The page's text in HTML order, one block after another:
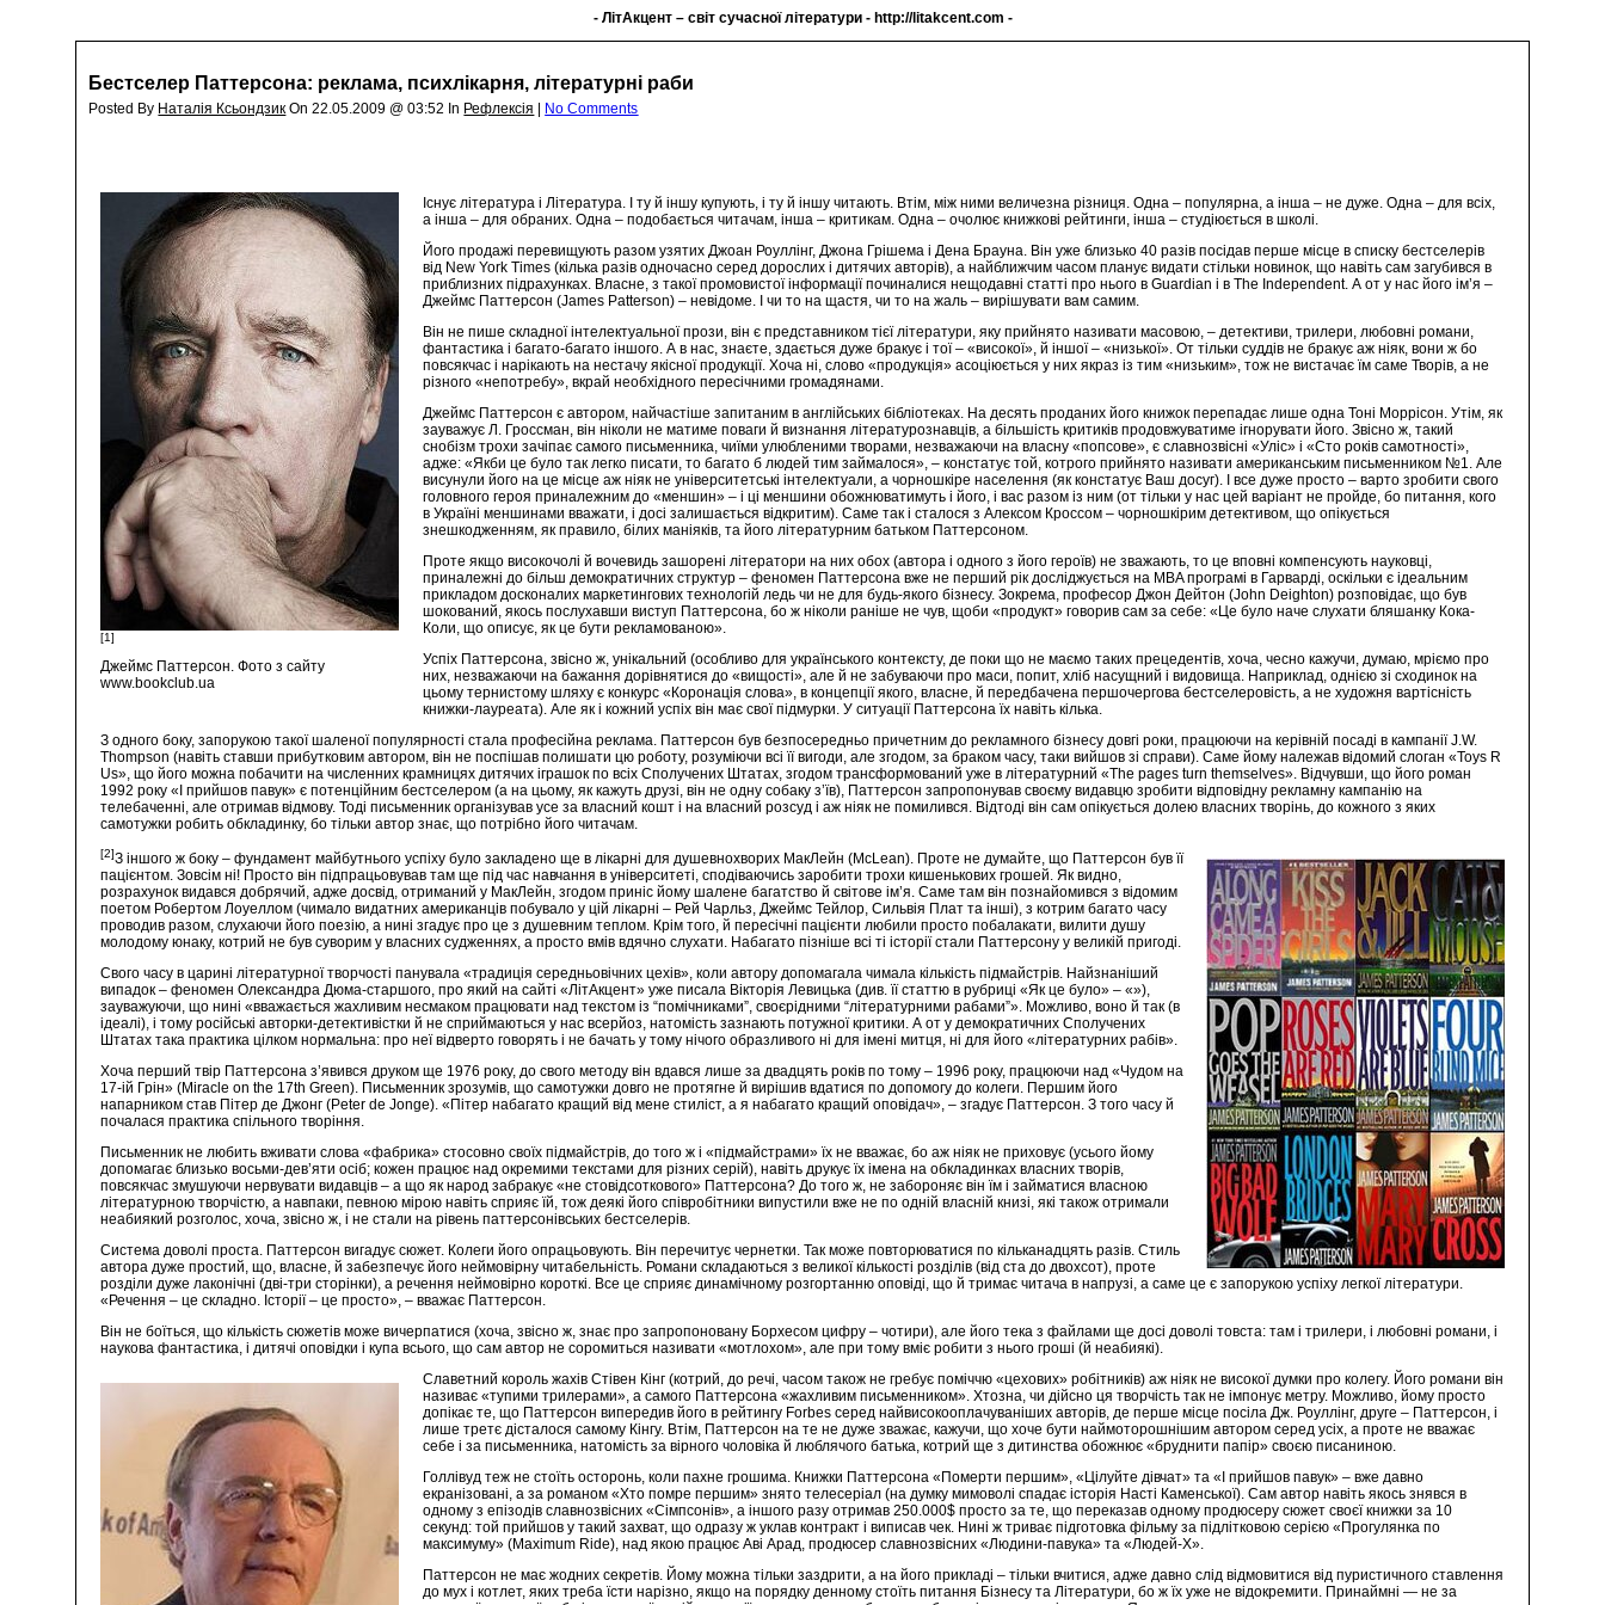
- ЛітАкцент – світ сучасної літератури - http://litakcent.com -
Бестселер Паттерсона: реклама, психлікарня, літературні раби
Posted By Наталія Ксьондзик On 22.05.2009 @ 03:52 In Рефлексія No Comments
[1]
Джеймс Паттерсон. Фото з сайту
www.bookclub.ua
Існує література і Література. І ту й іншу купують, і ту й іншу читають. Втім, між ними величезна різниця. Одна – популярна, а інша – не дуже. Одна – для всіх,
а інша – для обраних. Одна – подобається читачам, інша – критикам. Одна – очолює книжкові рейтинги, інша – студіюється в школі.
Його продажі перевищують разом узятих Джоан Роуллінг, Джона Грішема і Дена Брауна. Він уже близько 40 разів посідав перше місце в списку бестселерів
від New York Times (кілька разів одночасно серед дорослих і дитячих авторів), а найближчим часом планує видати стільки новинок, що навіть сам загубився в
приблизних підрахунках. Власне, з такої промовистої інформації починалися нещодавні статті про нього в Guardian і в The Independent. А от у нас його ім’я –
Джеймс Паттерсон (James Patterson) – невідоме. І чи то на щастя, чи то на жаль – вирішувати вам самим.
Він не пише складної інтелектуальної прози, він є представником тієї літератури, яку прийнято називати масовою, – детективи, трилери, любовні романи,
фантастика і багато-багато іншого. А в нас, знаєте, здається дуже бракує і тої – «високої», й іншої – «низької». От тільки суддів не бракує аж ніяк, вони ж бо
повсякчас і нарікають на нестачу якісної продукції. Хоча ні, слово «продукція» асоціюється у них якраз із тим «низьким», тож не вистачає їм саме Творів, а не
різного «непотребу», вкрай необхідного пересічними громадянами.
Джеймс Паттерсон є автором, найчастіше запитаним в англійських бібліотеках. На десять проданих його книжок перепадає лише одна Тоні Моррісон. Утім, як
зауважує Л. Гроссман, він ніколи не матиме поваги й визнання літературознавців, а більшість критиків продовжуватиме ігнорувати його. Звісно ж, такий
снобізм трохи зачіпає самого письменника, чиїми улюбленими творами, незважаючи на власну «попсове», є славнозвісні «Уліс» і «Сто років самотності»,
адже: «Якби це було так легко писати, то багато б людей тим займалося», – констатує той, котрого прийнято називати американським письменником №1. Але
висунули його на це місце аж ніяк не університетські інтелектуали, а чорношкіре населення (як констатує Ваш досуг). І все дуже просто – варто зробити свого
головного героя приналежним до «меншин» – і ці меншини обожнюватимуть і його, і вас разом із ним (от тільки у нас цей варіант не пройде, бо питання, кого
в Україні меншинами вважати, і досі залишається відкритим). Саме так і сталося з Алексом Кроссом – чорношкірим детективом, що опікується
знешкодженням, як правило, білих маніяків, та його літературним батьком Паттерсоном.
Проте якщо високочолі й вочевидь зашорені літератори на них обох (автора і одного з його героїв) не зважають, то це вповні компенсують науковці,
приналежні до більш демократичних структур – феномен Паттерсона вже не перший рік досліджується на MBA програмі в Гарварді, оскільки є ідеальним
прикладом досконалих маркетингових технологій ледь чи не для будь-якого бізнесу. Зокрема, професор Джон Дейтон (John Deighton) розповідає, що був
шокований, якось послухавши виступ Паттерсона, бо ж ніколи раніше не чув, щоби «продукт» говорив сам за себе: «Це було наче слухати бляшанку Кока-
Коли, що описує, як це бути рекламованою».
Успіх Паттерсона, звісно ж, унікальний (особливо для українського контексту, де поки що не маємо таких прецедентів, хоча, чесно кажучи, думаю, мріємо про
них, незважаючи на бажання дорівнятися до «вищості», але й не забуваючи про маси, попит, хліб насущний і видовища. Наприклад, однією зі сходинок на
цьому тернистому шляху є конкурс «Коронація слова», в концепції якого, власне, й передбачена першочергова бестселеровість, а не художня вартісність
книжки-лауреата). Але як і кожний успіх він має свої підмурки. У ситуації Паттерсона їх навіть кілька.
З одного боку, запорукою такої шаленої популярності стала професійна реклама. Паттерсон був безпосередньо причетним до рекламного бізнесу довгі роки, працюючи на керівній посаді в кампанії J.W.
Thompson (навіть ставши прибутковим автором, він не поспішав полишати цю роботу, розуміючи всі її вигоди, але згодом, за браком часу, таки вийшов зі справи). Саме йому належав відомий слоган «Toys R
Us», що його можна побачити на численних крамницях дитячих іграшок по всіх Сполучених Штатах, згодом трансформований уже в літературний «The pages turn themselves». Відчувши, що його роман
1992 року «І прийшов павук» є потенційним бестселером (а на цьому, як кажуть друзі, він не одну собаку з’їв), Паттерсон запропонував своєму видавцю зробити відповідну рекламну кампанію на
телебаченні, але отримав відмову. Тоді письменник організував усе за власний кошт і на власний розсуд і аж ніяк не помилився. Відтоді він сам опікується долею власних творінь, до кожного з яких
самотужки робить обкладинку, бо тільки автор знає, що потрібно його читачам.
[2]З іншого ж боку – фундамент майбутнього успіху було закладено ще в лікарні для душевнохворих МакЛейн (MсLean). Проте не думайте, що Паттерсон був її
пацієнтом. Зовсім ні! Просто він підпрацьовував там ще під час навчання в університеті, сподіваючись заробити трохи кишенькових грошей. Як видно,
розрахунок видався добрячий, адже досвід, отриманий у МакЛейн, згодом приніс йому шалене багатство й світове ім’я. Саме там він познайомився з відомим
поетом Робертом Лоуеллом (чимало видатних американців побувало у цій лікарні – Рей Чарльз, Джеймс Тейлор, Сильвія Плат та інші), з котрим багато часу
проводив разом, слухаючи його поезію, а нині згадує про це з душевним теплом. Крім того, й пересічні пацієнти любили просто побалакати, вилити душу
молодому юнаку, котрий не був суворим у власних судженнях, а просто вмів вдячно слухати. Набагато пізніше всі ті історії стали Паттерсону у великій пригоді.
Свого часу в царині літературної творчості панувала «традиція середньовічних цехів», коли автору допомагала чимала кількість підмайстрів. Найзнаніший
випадок – феномен Олександра Дюма-старшого, про який на сайті «ЛітАкцент» уже писала Вікторія Левицька (див. її статтю в рубриці «Як це було» – «»),
зауважуючи, що нині «вважається жахливим несмаком працювати над текстом із “помічниками”, своєрідними “літературними рабами”». Можливо, воно й так (в
ідеалі), і тому російські авторки-детективістки й не сприймаються у нас всерйоз, натомість зазнають потужної критики. А от у демократичних Сполучених
Штатах така практика цілком нормальна: про неї відверто говорять і не бачать у тому нічого образливого ні для імені митця, ні для його «літературних рабів».
Хоча перший твір Паттерсона з’явився друком ще 1976 року, до свого методу він вдався лише за двадцять років по тому – 1996 року, працюючи над «Чудом на
17-ій Грін» (Miracle on the 17th Green). Письменник зрозумів, що самотужки довго не протягне й вирішив вдатися по допомогу до колеги. Першим його
напарником став Пітер де Джонг (Peter de Jonge). «Пітер набагато кращий від мене стиліст, а я набагато кращий оповідач», – згадує Паттерсон. З того часу й
почалася практика спільного творіння.
Письменник не любить вживати слова «фабрика» стосовно своїх підмайстрів, до того ж і «підмайстрами» їх не вважає, бо аж ніяк не приховує (усього йому
допомагає близько восьми-дев’яти осіб; кожен працює над окремими текстами для різних серій), навіть друкує їх імена на обкладинках власних творів,
повсякчас змушуючи нервувати видавців – а що як народ забракує «не стовідсоткового» Паттерсона? До того ж, не забороняє він їм і займатися власною
літературною творчістю, а навпаки, певною мірою навіть сприяє їй, тож деякі його співробітники випустили вже не по одній власній книзі, які також отримали
неабиякий розголос, хоча, звісно ж, і не стали на рівень паттерсонівських бестселерів.
Система доволі проста. Паттерсон вигадує сюжет. Колеги його опрацьовують. Він перечитує чернетки. Так може повторюватися по кільканадцять разів. Стиль
автора дуже простий, що, власне, й забезпечує його неймовірну читабельність. Романи складаються з великої кількості розділів (від ста до двохсот), проте
розділи дуже лаконічні (дві-три сторінки), а речення неймовірно короткі. Все це сприяє динамічному розгортанню оповіді, що й тримає читача в напрузі, а саме це є запорукою успіху легкої літератури.
«Речення – це складно. Історії – це просто», – вважає Паттерсон.
Він не боїться, що кількість сюжетів може вичерпатися (хоча, звісно ж, знає про запропоновану Борхесом цифру – чотири), але його тека з файлами ще досі доволі товста: там і трилери, і любовні романи, і
наукова фантастика, і дитячі оповідки і купа всього, що сам автор не соромиться називати «мотлохом», але при тому вміє робити з нього гроші (й неабиякі).
Славетний король жахів Стівен Кінг (котрий, до речі, часом також не гребує поміччю «цехових» робітників) аж ніяк не високої думки про колегу. Його романи він
називає «тупими трилерами», а самого Паттерсона «жахливим письменником». Хтозна, чи дійсно ця творчість так не імпонує метру. Можливо, йому просто
допікає те, що Паттерсон випередив його в рейтингу Forbes серед найвисокооплачуваніших авторів, де перше місце посіла Дж. Роуллінг, друге – Паттерсон, і
лише третє дісталося самому Кінгу. Втім, Паттерсон на те не дуже зважає, кажучи, що хоче бути наймоторошнішим автором серед усіх, а проте не вважає
себе і за письменника, натомість за вірного чоловіка й люблячого батька, котрий ще з дитинства обожнює «бруднити папір» своєю писаниною.
Голлівуд теж не стоїть осторонь, коли пахне грошима. Книжки Паттерсона «Померти першим», «Цілуйте дівчат» та «І прийшов павук» – вже давно
екранізовані, а за романом «Хто помре першим» знято телесеріал (на думку мимоволі спадає історія Насті Каменської). Сам автор навіть якось знявся в
одному з епізодів славнозвісних «Сімпсонів», а іншого разу отримав 250.000$ просто за те, що переказав одному продюсеру сюжет своєї книжки за 10
секунд: той прийшов у такий захват, що одразу ж уклав контракт і виписав чек. Нині ж триває підготовка фільму за підлітковою серією «Прогулянка по
максимуму» (Maximum Ride), над якою працює Аві Арад, продюсер славнозвісних «Людини-павука» та «Людей-Х».
Паттерсон не має жодних секретів. Йому можна тільки заздрити, а на його прикладі – тільки вчитися, адже давно слід відмовитися від пуристичного ставлення
до мух і котлет, яких треба їсти нарізно, якщо на порядку денному стоїть питання Бізнесу та Літератури, бо ж їх уже не відокремити. Принаймні — не за